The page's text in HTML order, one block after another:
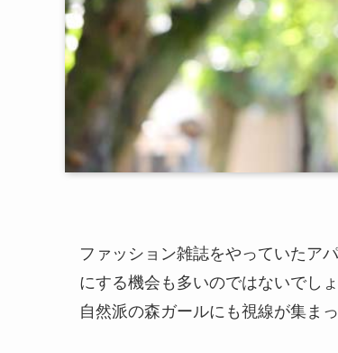
ファッション雑誌をやっていたア
にする機会も多いのではないでし
自然派の森ガールにも視線が集まっ